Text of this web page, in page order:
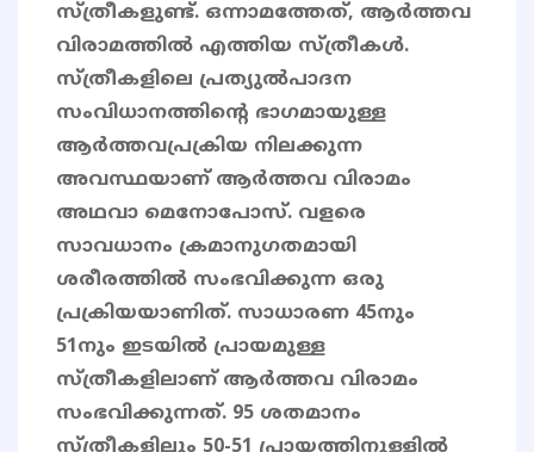
സ്ത്രീകളുണ്ട്. ഒന്നാമത്തേത്, ആർത്തവ
വിരാമത്തിൽ എത്തിയ സ്ത്രീകൾ.
സ്ത്രീകളിലെ പ്രത്യുൽപാദന
സംവിധാനത്തിന്‍റെ ഭാഗമായുള്ള
ആര്‍ത്തവപ്രക്രിയ നിലക്കുന്ന
അവസ്ഥയാണ് ആര്‍ത്തവ വിരാമം
അഥവാ മെനോപോസ്. വളരെ
സാവധാനം ക്രമാനുഗതമായി
ശരീരത്തില്‍ സംഭവിക്കുന്ന ഒരു
പ്രക്രിയയാണിത്. സാധാരണ 45നും
51നും ഇടയില്‍ പ്രായമുള്ള
സ്ത്രീകളിലാണ് ആര്‍ത്തവ വിരാമം
സംഭവിക്കുന്നത്. 95 ശതമാനം